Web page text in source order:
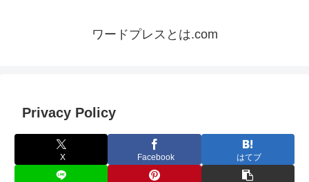
ワードプレスとは.com
Privacy Policy
X Facebook はてブ